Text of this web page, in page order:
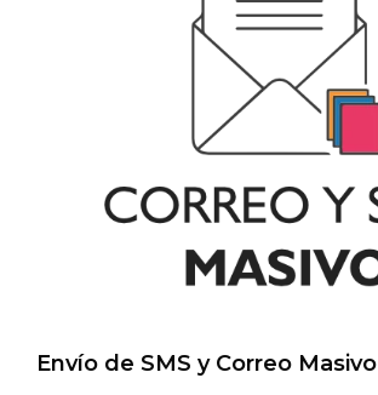
Envío de SMS y Correo Masivo